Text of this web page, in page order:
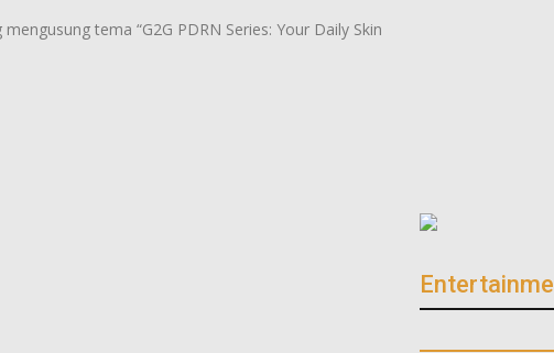
tema “G2G PDRN Series: Your Daily Skin